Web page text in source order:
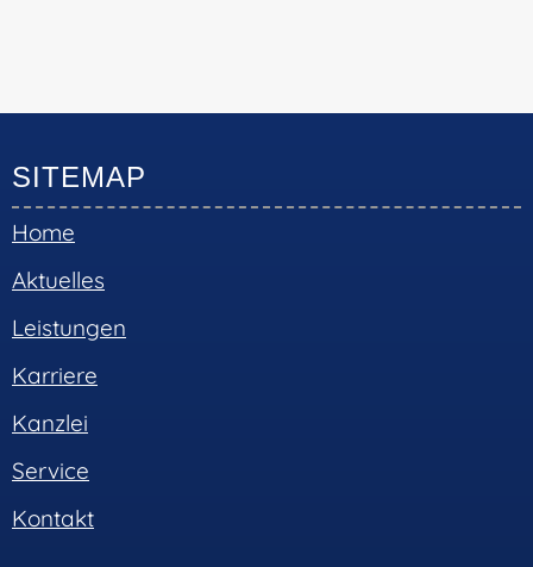
SITEMAP
Home
Aktuelles
Leistungen
Karriere
Kanzlei
Service
Kontakt